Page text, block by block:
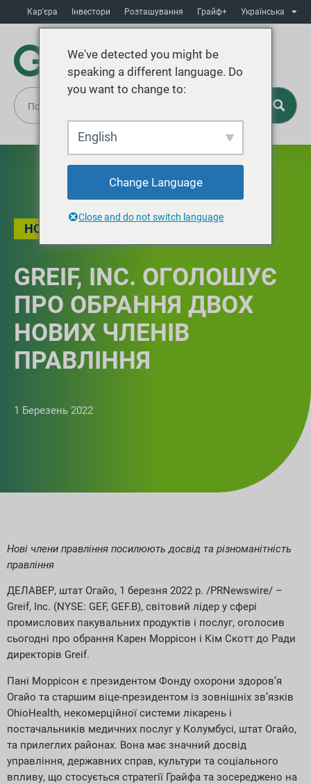
Кар'єра Інвестори Розташування Грайф+ Українська
НОВИНИ
GREIF, INC. ОГОЛОШУЄ
ПРО ОБРАННЯ ДВОХ
НОВИХ ЧЛЕНІВ
ПРАВЛІННЯ
1 Березень 2022
Нові члени правління посилюють досвід та різноманітність
правління
ДЕЛАВЕР, штат Огайо, 1 березня 2022 р. /PRNewswire/ –
Greif, Inc. (NYSE: GEF, GEF.B), світовий лідер у сфері
промислових пакувальних продуктів і послуг, оголосив
сьогодні про обрання Карен Моррісон і Кім Скотт до Ради
директорів Greif.
Пані Моррісон є президентом Фонду охорони здоров’я
Огайо та старшим віце-президентом із зовнішніх зв’язків
OhioHealth, некомерційної системи лікарень і
постачальників медичних послуг у Колумбусі, штат Огайо,
та прилеглих районах. Вона має значний досвід
управління, державних справ, культури та соціального
впливу, що стосується стратегії Грайфа та зосереджено на
We've detected you might be
speaking a different language. Do
you want to change to:
English
Change Language
Close and do not switch language